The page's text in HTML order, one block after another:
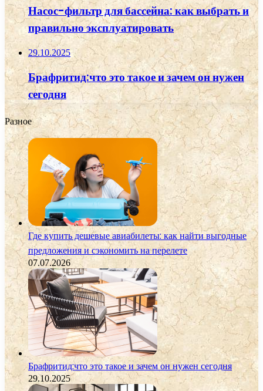
Насос-фильтр для бассейна: как выбрать и
правильно эксплуатировать
29.10.2025
Брафритид:что это такое и зачем он нужен
сегодня
Разное
Где купить дешевые авиабилеты: как найти выгодные
предложения и сэкономить на перелете
07.07.2026
Брафритид:что это такое и зачем он нужен сегодня
29.10.2025